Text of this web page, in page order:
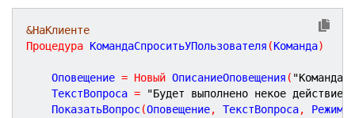
&НаКлиенте
Процедура КомандаСпроситьУПользователя (Команда)
	Оповещение
= Новый ОписаниеОповещения (
	ТекстВопроса
=
"Будет выполнено некое действие.
	ПоказатьВопрос
(Оповещение, ТекстВопроса,